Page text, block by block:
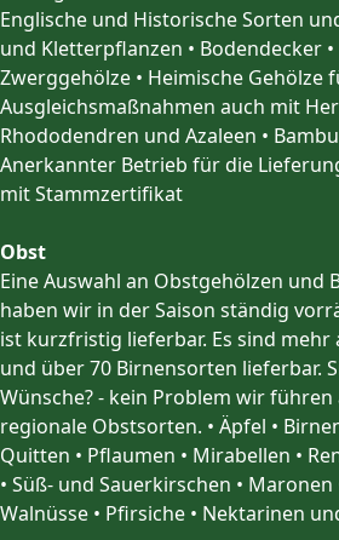
Englische und Historische Sorten
und Kletterpflanzen • Bodendecker
Zwerggehölze • Heimische Gehölze
Ausgleichsmaßnahmen auch mit
Rhododendren und Azaleen •
Anerkannter Betrieb für die
mit Stammzertifikat
Obst
Eine Auswahl an Obstgehölzen und
haben wir in der Saison ständig
ist kurzfristig lieferbar. Es sind mehr
und über 70 Birnensorten lieferbar.
Wünsche? - kein Problem wir
regionale Obstsorten. • Äpfel •
Quitten • Pflaumen • Mirabellen •
• Süß- und Sauerkirschen • Maronen
Walnüsse • Pfirsiche • Nektarinen